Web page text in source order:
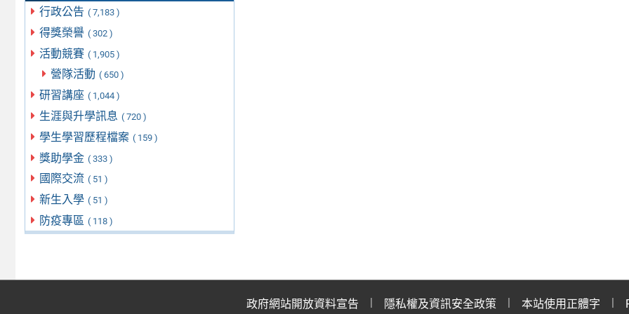
行政公告 ( 7,183 )
得獎榮譽 ( 302 )
活動競賽 ( 1,905 )
營隊活動 ( 650 )
研習講座 ( 1,044 )
生涯與升學訊息 ( 720 )
學生學習歷程檔案 ( 159 )
獎助學金 ( 333 )
國際交流 ( 51 )
新生入學 ( 51 )
防疫專區 ( 118 )
政府網站開放資料宣告 隱私權及資訊安全政策 本站使用正體字